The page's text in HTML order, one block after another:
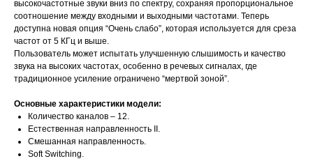
высокочастотные звуки вниз по спектру, сохраняя пропорциональное
соотношение между входными и выходными частотами. Теперь
доступна новая опция “Очень слабо”, которая используется для среза
частот от 5 КГц и выше.
Пользователь может испытать улучшенную слышимость и качество
звука на высоких частотах, особенно в речевых сигналах, где
традиционное усиление ограничено “мертвой зоной”.
Основные характеристики модели:
Количество каналов – 12.
Естественная направленность II.
Смешанная направленность.
Soft Switching.